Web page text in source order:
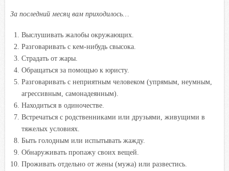
За последний месяц вам приходилось…
Выслушивать жалобы окружающих.
Разговаривать с кем-нибудь свысока.
Страдать от жары.
Обращаться за помощью к юристу.
Разговаривать с неприятным человеком (упрямым, неумным,
агрессивным, самонадеянным).
Находиться в одиночестве.
Встречаться с родственниками или друзьями, живущими в
тяжелых условиях.
Быть голодным или испытывать жажду.
Обнаруживать пропажу своих вещей.
Проживать отдельно от жены (мужа) или развестись.